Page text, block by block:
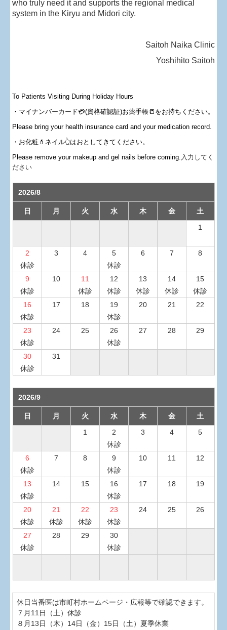
2026/8
日 月 火 水 木 金
土
1
2
休診
3 4
5
休診
6 7 8
9
休診
10
11
休診
12
休診
13
休診
14
休診
15
休診
16
休診
17 18
19
休診
20 21 22
23
休診
24 25
26
休診
27 28 29
30
休診
31
2026/9
日 月 火 水 木 金
土
1
2
休診
3 4 5
6
休診
7 8
9
休診
10 11 12
13
休診
14 15
16
休診
17 18 19
20
休診
21
休診
22
休診
23
休診
24 25 26
27
休診
28 29
30
休診
休日当番医は市町村ホームページ・広報等で確認できます。
７月11日（土）休診
８月13日（木）14日（金）15日（土）夏季休業
who truly need it and supports the regional medical
system in the Kiryu and Midori city.
Saitoh Naika Clinic
Yoshihito Saitoh
To Patients Visiting During Holiday Hours
・マイナンバーカード💳(資格確認証)お薬手帳📒をお持ちください。
Please bring your health insurance card and your medication record.
・お化粧 💄 ネイル👆はおとしてきてください。
Please remove your makeup and gel nails before coming. 入力してく
ださい